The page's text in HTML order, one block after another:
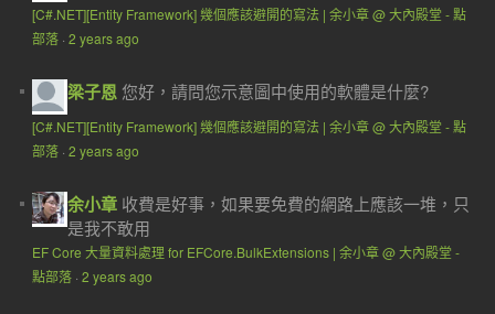
[C#.NET][Entity Framework] 幾個應該避開的寫法 | 余小章 @ 大內殿堂 - 點
部落· 2 years ago
梁子恩 您好，請問您示意圖中使用的軟體是什麼?
[C#.NET][Entity Framework] 幾個應該避開的寫法 | 余小章 @ 大內殿堂 - 點
部落· 2 years ago
余小章 收費是好事，如果要免費的網路上應該一堆，只
是我不敢用
EF Core 大量資料處理 for EFCore.BulkExtensions | 余小章 @ 大內殿堂 -
點部落· 2 years ago